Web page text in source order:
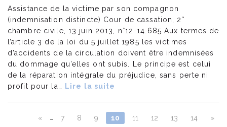
Assistance de la victime par son compagnon
(indemnisation distincte) Cour de cassation, 2°
chambre civile, 13 juin 2013, n°12-14.685 Aux termes de
l’article 3 de la loi du 5 juillet 1985 les victimes
d’accidents de la circulation doivent être indemnisées
du dommage qu’elles ont subis. Le principe est celui
de la réparation intégrale du préjudice, sans perte ni
profit pour la…
Lire la suite
« 7 8 9 10 11 12 13 14 »